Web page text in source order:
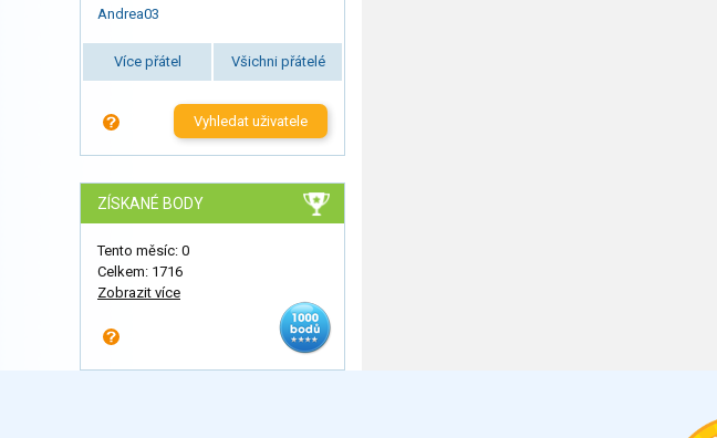
Andrea03
Více přátel Všichni přátelé
Vyhledat uživatele
ZÍSKANÉ BODY
Tento měsíc: 0
Celkem: 1716
Zobrazit více